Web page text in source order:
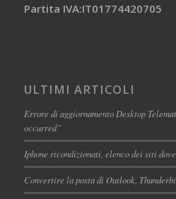
Partita IVA:IT01774420705
ULTIMI ARTICOLI
Errore di aggiornamento Desktop
occurred”
Iphone ricondizionati, elenco dei siti
Convertire la posta di Outlook,